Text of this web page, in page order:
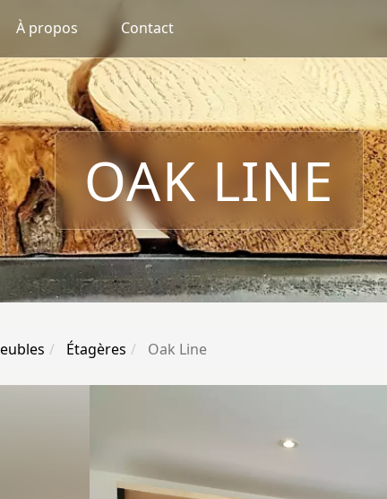
À propos Contact
OAK LINE
Étagères Oak Line